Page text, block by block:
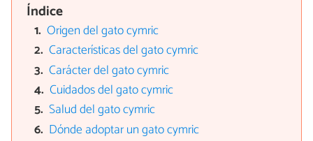
Índice
Origen del gato cymric
Características del gato cymric
Carácter del gato cymric
Cuidados del gato cymric
Salud del gato cymric
Dónde adoptar un gato cymric